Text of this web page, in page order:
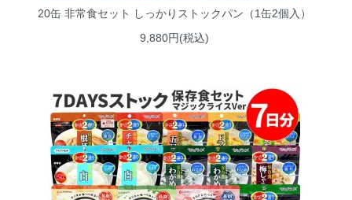
20缶 非常食セット しっかりストックパン（1缶2個入）
9,880円(税込)